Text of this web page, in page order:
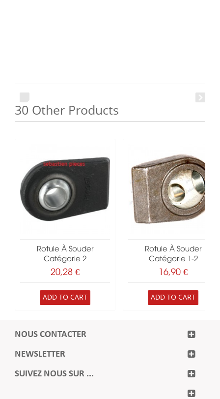
30 Other Products
Rotule À Souder
Catégorie 2
20,28 €
ADD TO CART
Rotule À Souder
Catégorie 1-2
16,90 €
ADD TO CART
NOUS CONTACTER
NEWSLETTER
SUIVEZ NOUS SUR ...